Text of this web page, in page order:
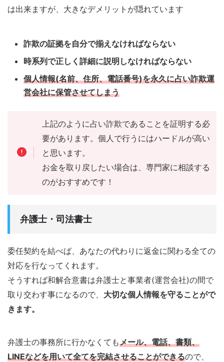
は出来ますが、大きなデメリットが隠れています
詐欺の証拠を自分で揃えなければならない
時系列で正しく詳細に説明しなければならない
個人情報(名前、住所、電話番号)を永久に占い詐欺運
営会社に保管させてしまう
上記のように占い詐欺であることを証明する必
要があります。個人で行うにはハードルが高い
と思います。
お金を取り戻したい場合は、専門家に相談する
のがおすすめです！
弁護士・司法書士
委任契約を結べば、あなたの代わりに返金に関わる全ての
対応を行なってくれます。
そうすれば和解合意書は弁護士と事業者(運営会社)の間で
取り交わす事になるので、 大切な個人情報を守ることがで
きます。
弁護士の事務所に行かなくてもメール、電話、書類、
LINEなどを用いて全てを完結させることができるので、